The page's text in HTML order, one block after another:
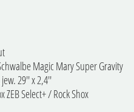
Magic Mary Super Gravity
29'' x 2,4''
ZEB Select+ / Rock Shox